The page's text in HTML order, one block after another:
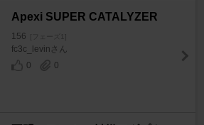
Apexi SUPER CATALYZER
156 [フェーズ1]
fc3c_levinさん
0
0